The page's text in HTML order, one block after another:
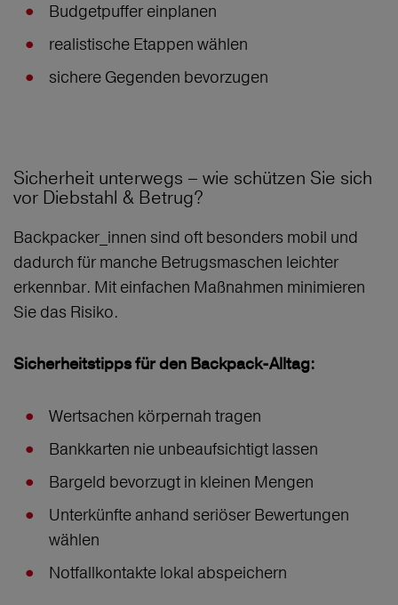
Budgetpuffer einplanen
realistische Etappen wählen
sichere Gegenden bevorzugen
Sicherheit unterwegs – wie schützen Sie sich
vor Diebstahl & Betrug?
Backpacker_innen sind oft besonders mobil und
dadurch für manche Betrugsmaschen leichter
erkennbar. Mit einfachen Maßnahmen minimieren
Sie das Risiko.
Sicherheitstipps für den Backpack-Alltag:
Wertsachen körpernah tragen
Bankkarten nie unbeaufsichtigt lassen
Bargeld bevorzugt in kleinen Mengen
Unterkünfte anhand seriöser Bewertungen
wählen
Notfallkontakte lokal abspeichern